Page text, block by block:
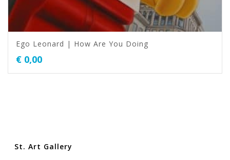
Ego Leonard | How Are You Doing
€ 0,00
St. Art Gallery